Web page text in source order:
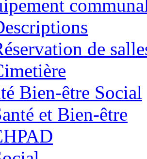
de
Bien-être Social
et Bien-être